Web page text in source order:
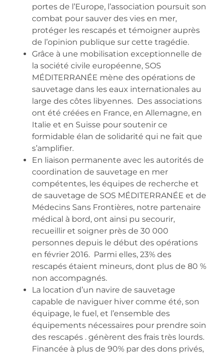
portes de l’Europe, l’association poursuit son
combat pour sauver des vies en mer,
protéger les rescapés et témoigner auprès
de l’opinion publique sur cette tragédie.
Grâce à une mobilisation exceptionnelle de
la société civile européenne, SOS
MÉDITERRANÉE mène des opérations de
sauvetage dans les eaux internationales au
large des côtes libyennes. Des associations
ont été créées en France, en Allemagne, en
Italie et en Suisse pour soutenir ce
formidable élan de solidarité qui ne fait que
s’amplifier.
En liaison permanente avec les autorités de
coordination de sauvetage en mer
compétentes, les équipes de recherche et
de sauvetage de SOS MÉDITERRANÉE et de
Médecins Sans Frontières, notre partenaire
médical à bord, ont ainsi pu secourir,
recueillir et soigner près de 30 000
personnes depuis le début des opérations
en février 2016. Parmi elles, 23% des
rescapés étaient mineurs, dont plus de 80 %
non accompagnés.
La location d’un navire de sauvetage
capable de naviguer hiver comme été, son
équipage, le fuel, et l’ensemble des
équipements nécessaires pour prendre soin
des rescapés . génèrent des frais très lourds.
Financée à plus de 90% par des dons privés,